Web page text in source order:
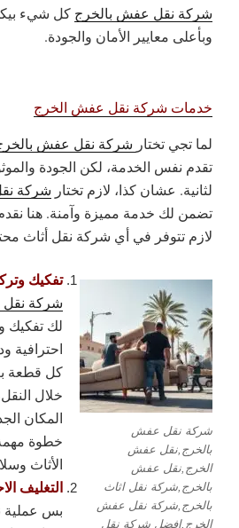
شركة نقل عفش بالخرج كل شيء
وبأعلى معايير الأمان والجودة.
خدمات شركة نقل عفش الخرج
لما تجي تختار شركة نقل عفش
تقدم نفس الخدمة، لكن الجودة
لثانية. عشان كذا، لازم تختار شركة
تضمن لك خدمة مميزة وآمنة. هنا
لازم تتوفر في أي شركة نقل أثاث
شركة نقل عفش
بالخرج,نقل عفش
الخرج,نقل عفش
بالخرج,شركة نقل اثاث
بالخرج,شركة نقل عفش
الخرج,افضل شركة نقل
تفكيك
شركة
لك تفكيك
احترافية
كل قطعة
خلال
المكان
خطوة
الأثاث
التغليف
بس عملية